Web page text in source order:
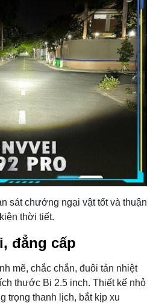
sát chướng ngại vật tốt và thuận
thời tiết.
đẳng cấp
mẽ, chắc chắn, đuôi tản nhiệt
thước Bi 2.5 inch. Thiết kế nhỏ
trọng thanh lịch, bắt kịp xu